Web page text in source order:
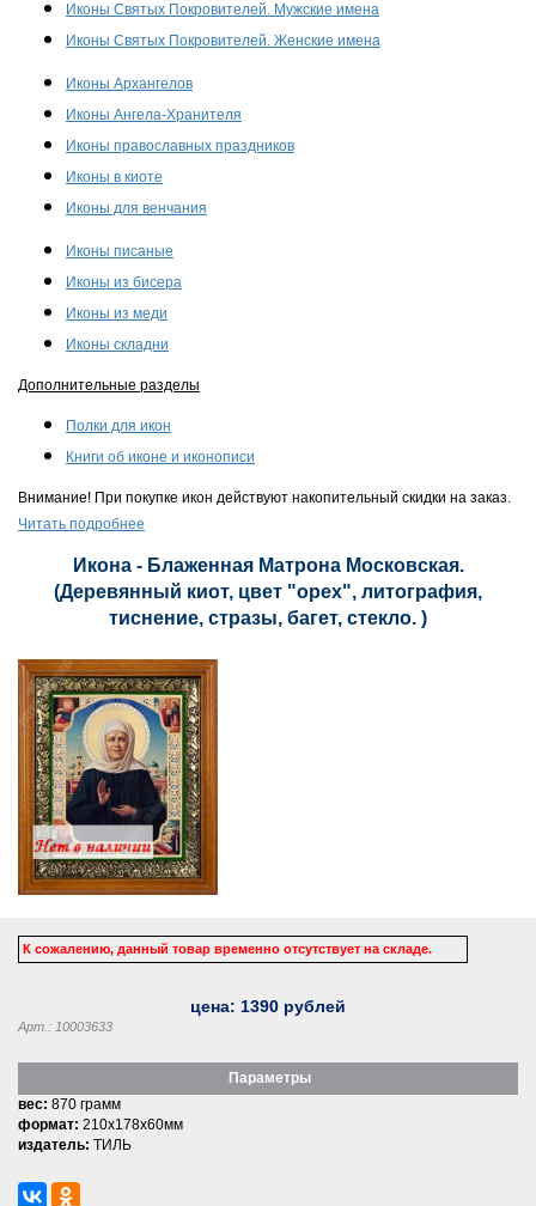
Иконы Святых Покровителей. Мужские имена
Иконы Святых Покровителей. Женские имена
Иконы Архангелов
Иконы Ангела-Хранителя
Иконы православных праздников
Иконы в киоте
Иконы для венчания
Иконы писаные
Иконы из бисера
Иконы из меди
Иконы складни
Дополнительные разделы
Полки для икон
Книги об иконе и иконописи
Внимание! При покупке икон действуют накопительный скидки на заказ.
Читать подробнее
Икона - Блаженная Матрона Московская.
(Деревянный киот, цвет "орех", литография,
тиснение, стразы, багет, стекло. )
К сожалению, данный товар временно отсутствует на складе.
цена: 1390 рублей
Арт.: 10003633
Параметры
вес: 870 грамм
формат: 210x178x60мм
издатель: ТИЛЬ